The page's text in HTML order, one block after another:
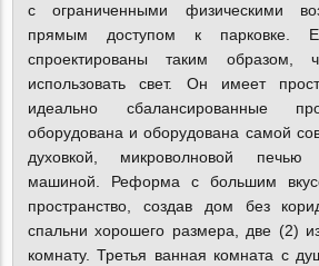
с ограниченными физическими
прямым доступом к парковке.
спроектированы таким образом,
использовать свет. Он имеет
идеально сбалансированные
оборудована и оборудована самой
духовкой, микроволновой
машиной. Реформа с большим
пространство, создав дом без
спальни хорошего размера, две (2)
комнату. Третья ванная комната с